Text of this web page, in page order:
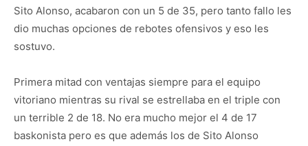
Sito Alonso, acabaron con un 5 de 35, pero tanto fallo les
dio muchas opciones de rebotes ofensivos y eso les
sostuvo.
Primera mitad con ventajas siempre para el equipo
vitoriano mientras su rival se estrellaba en el triple con
un terrible 2 de 18. No era mucho mejor el 4 de 17
baskonista pero es que además los de Sito Alonso